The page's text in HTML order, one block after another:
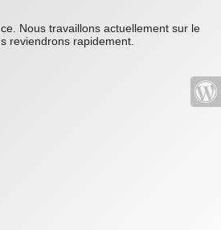
Nous travaillons actuellement sur le
reviendrons rapidement.